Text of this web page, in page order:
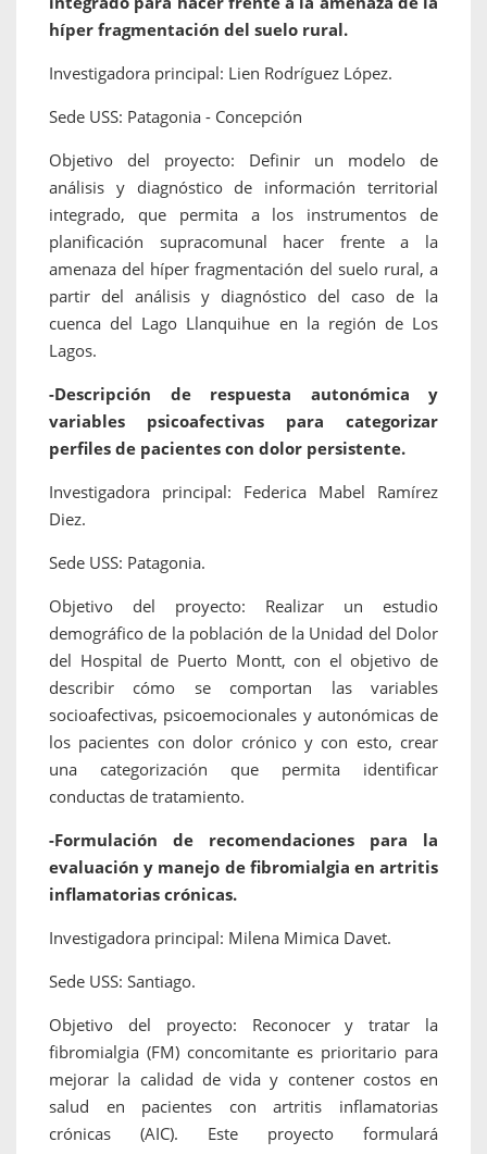
híper fragmentación del suelo rural.
Investigadora principal: Lien Rodríguez López.
Sede USS: Patagonia - Concepción
Objetivo del proyecto: Definir un modelo de
análisis y diagnóstico de información territorial
integrado, que permita a los instrumentos de
planificación supracomunal hacer frente a la
amenaza del híper fragmentación del suelo rural, a
partir del análisis y diagnóstico del caso de la
cuenca del Lago Llanquihue en la región de Los
Lagos.
-Descripción de respuesta autonómica y
variables psicoafectivas para categorizar
perfiles de pacientes con dolor persistente.
Investigadora principal: Federica Mabel Ramírez
Diez.
Sede USS: Patagonia.
Objetivo del proyecto: Realizar un estudio
demográfico de la población de la Unidad del Dolor
del Hospital de Puerto Montt, con el objetivo de
describir cómo se comportan las variables
socioafectivas, psicoemocionales y autonómicas de
los pacientes con dolor crónico y con esto, crear
una categorización que permita identificar
conductas de tratamiento.
-Formulación de recomendaciones para la
evaluación y manejo de fibromialgia en artritis
inflamatorias crónicas.
Investigadora principal: Milena Mimica Davet.
Sede USS: Santiago.
Objetivo del proyecto: Reconocer y tratar la
fibromialgia (FM) concomitante es prioritario para
mejorar la calidad de vida y contener costos en
salud en pacientes con artritis inflamatorias
crónicas (AIC). Este proyecto formulará